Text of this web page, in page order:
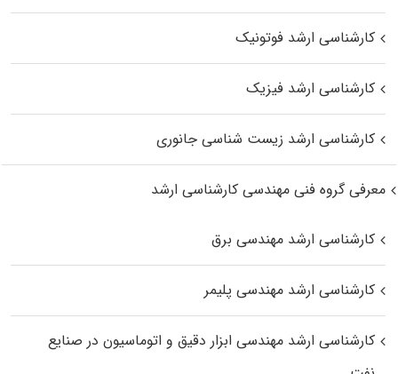
کارشناسی ارشد فوتونیک
کارشناسی ارشد فیزیک
کارشناسی ارشد زیست‌ شناسی جانوری
معرفی گروه فنی مهندسی کارشناسی ارشد
کارشناسی ارشد مهندسی برق
کارشناسی ارشد مهندسی پلیمر
کارشناسی ارشد مهندسی ابزار دقیق و اتوماسیون در صنایع